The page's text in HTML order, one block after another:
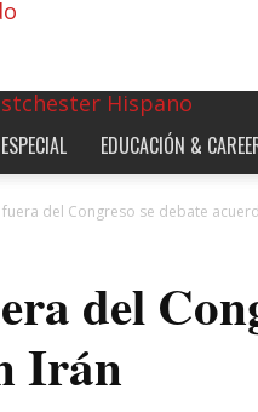
EDUCACIÓN &
del Congreso se debate
del
Irán